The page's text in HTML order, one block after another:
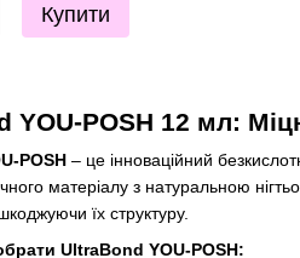
Купити
YOU-POSH 12 мл:
POSH– це інноваційний
матеріалу з натуральною
їх структуру.
UltraBond YOU-POSH: